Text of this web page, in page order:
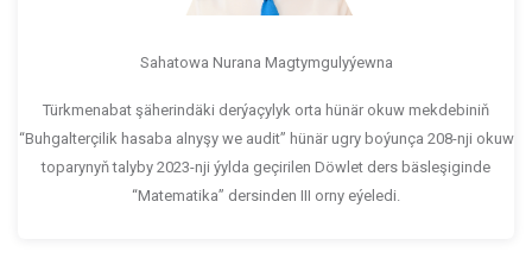
Sahatowa Nurana Magtymgulyýewna
Türkmenabat şäherindäki derýaçylyk orta hünär okuw mekdebiniň
“Buhgalterçilik hasaba alnyşy we audit” hünär ugry boýunça 208-nji okuw
toparynyň talyby 2023-nji ýylda geçirilen Döwlet ders bäsleşiginde
“Matematika” dersinden III orny eýeledi.